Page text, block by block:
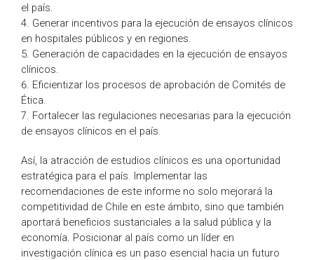
el país.
4. Generar incentivos para la ejecución de ensayos clínicos
en hospitales públicos y en regiones.
5. Generación de capacidades en la ejecución de ensayos
clínicos.
6. Eficientizar los procesos de aprobación de Comités de
Ética.
7. Fortalecer las regulaciones necesarias para la ejecución
de ensayos clínicos en el país.
Así, la atracción de estudios clínicos es una oportunidad
estratégica para el país. Implementar las
recomendaciones de este informe no solo mejorará la
competitividad de Chile en este ámbito, sino que también
aportará beneficios sustanciales a la salud pública y la
economía. Posicionar al país como un líder en
investigación clínica es un paso esencial hacia un futuro